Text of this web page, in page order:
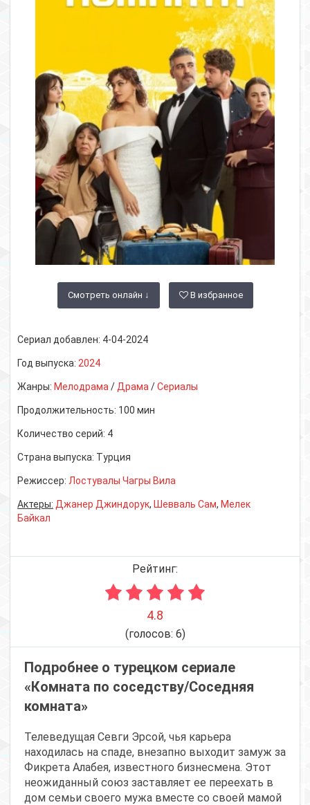
Смотреть онлайн ↓ В избранное
Сериал добавлен: 4-04-2024
Год выпуска: 2024
Жанры: Мелодрама / Драма /Сериалы
Продолжительность: 100 мин
Количество серий: 4
Страна выпуска: Турция
Режиссер: Лостувалы Чагры Вила
Актеры: Джанер Джиндорук, Шевваль Сам, Мелек
Байкал
Рейтинг:
4.8
(голосов: 6)
Подробнее о турецком сериале
«Комната по соседству/Соседняя
комната»
Телеведущая Севги Эрсой, чья карьера
находилась на спаде, внезапно выходит замуж за
Фикрета Алабея, известного бизнесмена. Этот
неожиданный союз заставляет ее переехать в
дом семьи своего мужа вместе со своей мамой